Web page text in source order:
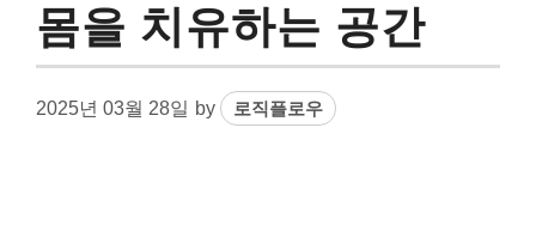
몸을 치유하는 공간
2025년 03월 28일 by 로직플로우